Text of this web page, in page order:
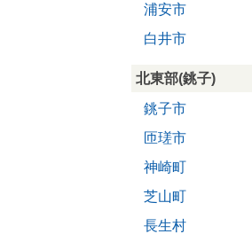
浦安市
白井市
北東部(銚子)
銚子市
匝瑳市
神崎町
芝山町
長生村